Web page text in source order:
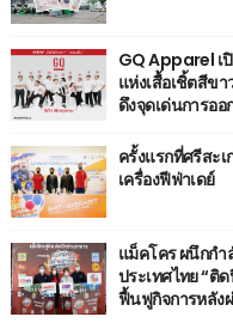
GQ Apparel
แห่งเสื้อเชิ้ตสีข
ดึงจุดเด่นการอ
ครั้งแรกที่ศรีสะ
เครื่องฟีฟ่าเดย์
แม็คโคร ผนึกก
ประเทศไทย “ติ
ฟื้นฟูกิจการหลัง